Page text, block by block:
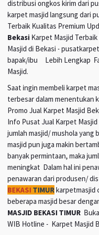
distribusi ongkos kirim dari
karpet masjid langsung dari
Terbaik Kualitas Premium
Bekasi Karpet Masjid
Masjid di Bekasi -
bapak/ibu Lebih Lengkap
Masjid.
Saat ingin membeli karpet
terbesar dalam menentukan
Promo Jual Karpet Masjid
Info Pusat Jual Karpet
jumlah masjid/ mushola yang
masjid pun juga makin
banyak permintaan, maka
meningkat Dalam hal ini
penawaran dari produsen/
BEKASI TIMURkarpetmasjid
beberapa masjid besar
MASJID BEKASI TIMUR
WIB Hotline - Karpet Masjid